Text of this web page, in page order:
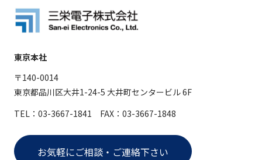
東京本社
〒140-0014
東京都品川区大井1-24-5 大井町センタービル 6F
TEL：03-3667-1841 FAX：03-3667-1848
お気軽にご相談・ご連絡下さい